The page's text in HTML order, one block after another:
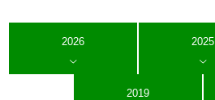
2026 2025
2019